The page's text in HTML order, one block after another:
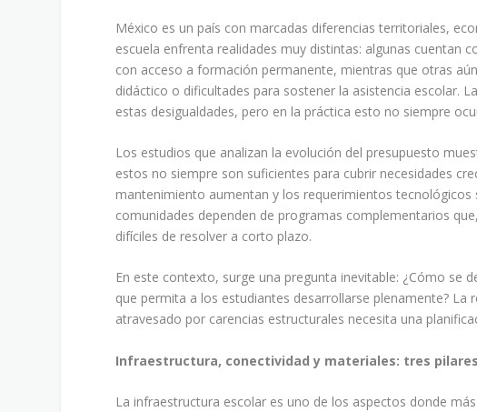
México es un país con marcadas diferencias territoriales,
escuela enfrenta realidades muy distintas: algunas cuentan
con acceso a formación permanente, mientras que otras
didáctico o dificultades para sostener la asistencia escolar.
estas desigualdades, pero en la práctica esto no siempre
Los estudios que analizan la evolución del presupuesto
estos no siempre son suficientes para cubrir necesidades
mantenimiento aumentan y los requerimientos
comunidades dependen de programas complementarios
difíciles de resolver a corto plazo.
En este contexto, surge una pregunta inevitable: ¿Cómo se
que permita a los estudiantes desarrollarse plenamente?
atravesado por carencias estructurales necesita una
Infraestructura, conectividad y materiales: tres
La infraestructura escolar es uno de los aspectos donde